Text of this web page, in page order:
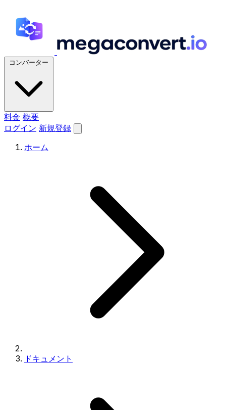
コンバーター
料金 概要
ログイン 新規登録
ホーム
ドキュメント